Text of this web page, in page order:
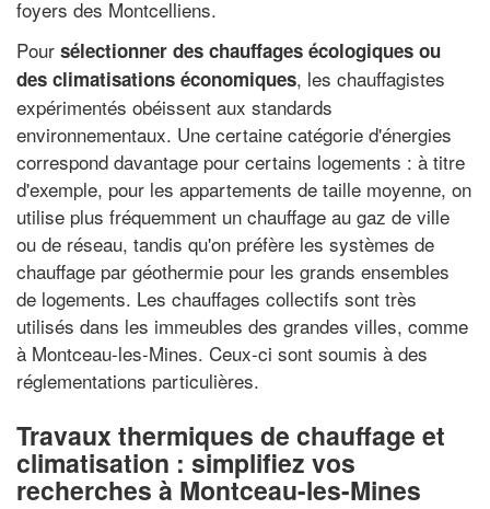
foyers des Montcelliens.
Pour sélectionner des chauffages écologiques ou
des climatisations économiques, les chauffagistes
expérimentés obéissent aux standards
environnementaux. Une certaine catégorie d'énergies
correspond davantage pour certains logements : à titre
d'exemple, pour les appartements de taille moyenne, on
utilise plus fréquemment un chauffage au gaz de ville
ou de réseau, tandis qu'on préfère les systèmes de
chauffage par géothermie pour les grands ensembles
de logements. Les chauffages collectifs sont très
utilisés dans les immeubles des grandes villes, comme
à Montceau-les-Mines. Ceux-ci sont soumis à des
réglementations particulières.
Travaux thermiques de chauffage et
climatisation : simplifiez vos
recherches à Montceau-les-Mines